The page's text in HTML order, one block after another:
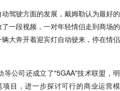
驾驶方面的发展，戴姆勒认为最好的
一段视频，一对年轻情侣走到商场的
大奔开着迎宾灯自动驶来，停在情侣
公司还成立了"5GAA"技术联盟，明
目，进一步探讨可行的商业运营模